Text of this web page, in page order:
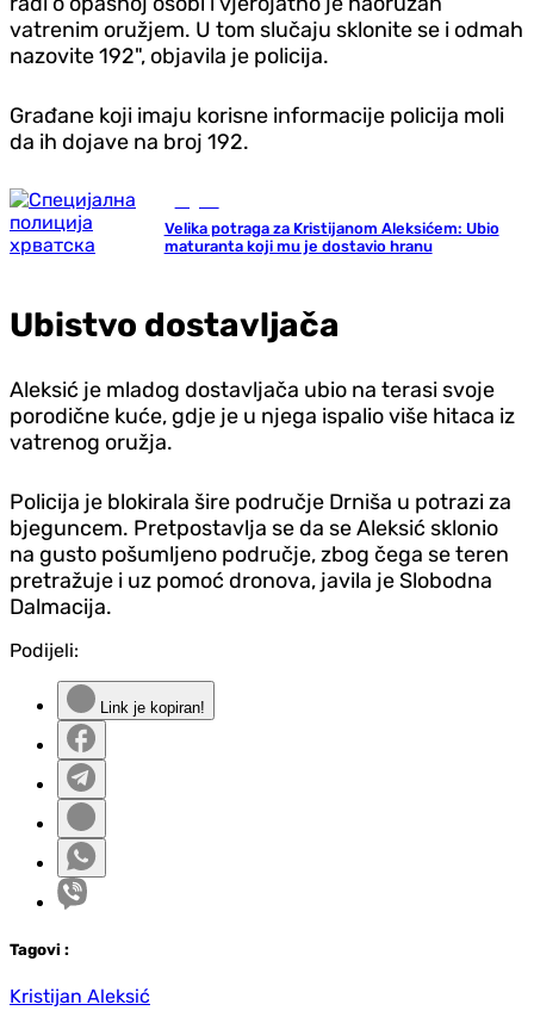
vatrenim oružjem. U tom slučaju sklonite se i odmah
nazovite 192", objavila je policija.
Građane koji imaju korisne informacije policija moli
da ih dojave na broj 192.
Velika potraga za Kristijanom Aleksićem: Ubio
maturanta koji mu je dostavio hranu
Ubistvo dostavljača
Aleksić je mladog dostavljača ubio na terasi svoje
porodične kuće, gd‌je je u njega ispalio više hitaca iz
vatrenog oružja.
Policija je blokirala šire područje Drniša u potrazi za
bjeguncem. Pretpostavlja se da se Aleksić sklonio
na gusto pošumljeno područje, zbog čega se teren
pretražuje i uz pomoć dronova, javila je Slobodna
Dalmacija.
Podijeli:
Link je kopiran!
Tagovi :
Kristijan Aleksić